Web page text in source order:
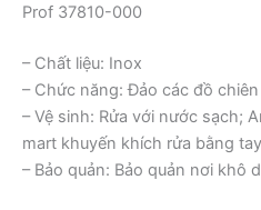
Prof 37810-000
– Chất liệu: Inox
– Chức năng: Đảo các đồ
– Vệ sinh: Rửa với nước sạch;
mart khuyến khích rửa bằng
– Bảo quản: Bảo quản nơi khô